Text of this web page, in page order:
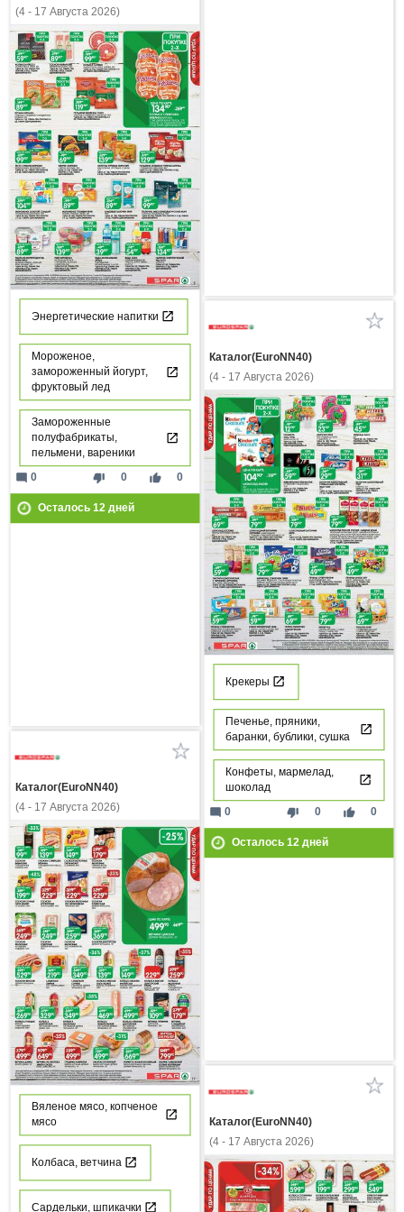
(4 - 17 Августа 2026)
Энергетические напитки
Мороженое,
замороженный йогурт,
фруктовый лед
Замороженные
полуфабрикаты,
пельмени, вареники
thumb_down 0 thumb_up 0
mode_comment 0
Осталось 12дней
Каталог(EuroNN40)
(4 - 17 Августа 2026)
Крекеры
Печенье, пряники,
баранки, бублики, сушка
Конфеты, мармелад,
шоколад
thumb_down 0 thumb_up 0
mode_comment 0
Осталось 12дней
Каталог(EuroNN40)
(4 - 17 Августа 2026)
Вяленое мясо, копченое
мясо
Колбаса, ветчина
Сардельки, шпикачки
Каталог(EuroNN40)
(4 - 17 Августа 2026)